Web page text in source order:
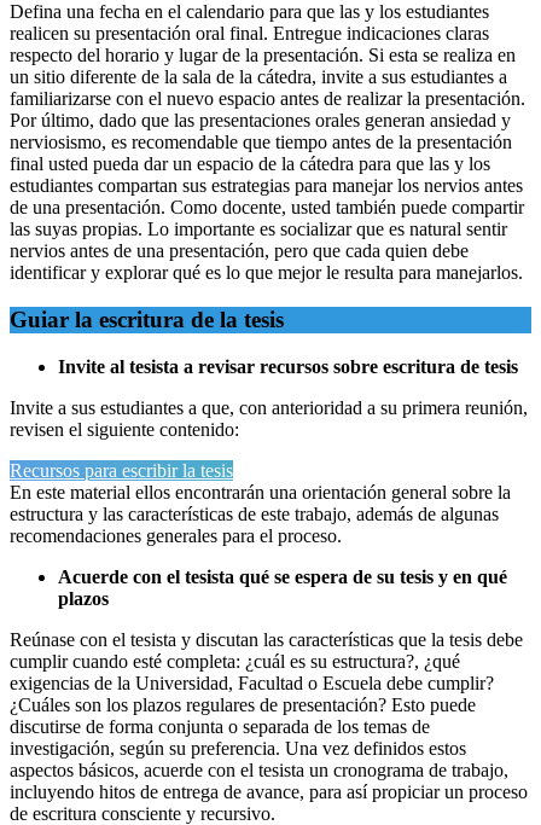
Defina una fecha en el calendario para que las y los estudiantes
realicen su presentación oral final. Entregue indicaciones claras
respecto del horario y lugar de la presentación. Si esta se realiza en
un sitio diferente de la sala de la cátedra, invite a sus estudiantes a
familiarizarse con el nuevo espacio antes de realizar la presentación.
Por último, dado que las presentaciones orales generan ansiedad y
nerviosismo, es recomendable que tiempo antes de la presentación
final usted pueda dar un espacio de la cátedra para que las y los
estudiantes compartan sus estrategias para manejar los nervios antes
de una presentación. Como docente, usted también puede compartir
las suyas propias. Lo importante es socializar que es natural sentir
nervios antes de una presentación, pero que cada quien debe
identificar y explorar qué es lo que mejor le resulta para manejarlos.
Guiar la escritura de la tesis
Invite al tesista a revisar recursos sobre escritura de tesis
Invite a sus estudiantes a que, con anterioridad a su primera reunión,
revisen el siguiente contenido:
Recursos para escribir la tesis
En este material ellos encontrarán una orientación general sobre la
estructura y las características de este trabajo, además de algunas
recomendaciones generales para el proceso.
Acuerde con el tesista qué se espera de su tesis y en qué
plazos
Reúnase con el tesista y discutan las características que la tesis debe
cumplir cuando esté completa: ¿cuál es su estructura?, ¿qué
exigencias de la Universidad, Facultad o Escuela debe cumplir?
¿Cuáles son los plazos regulares de presentación? Esto puede
discutirse de forma conjunta o separada de los temas de
investigación, según su preferencia. Una vez definidos estos
aspectos básicos, acuerde con el tesista un cronograma de trabajo,
incluyendo hitos de entrega de avance, para así propiciar un proceso
de escritura consciente y recursivo.